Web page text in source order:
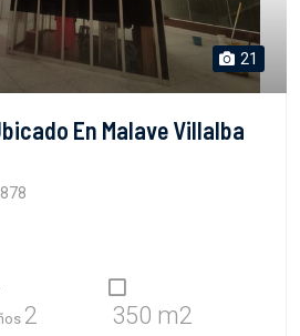
21
En Malave Villalba
2 350 m2